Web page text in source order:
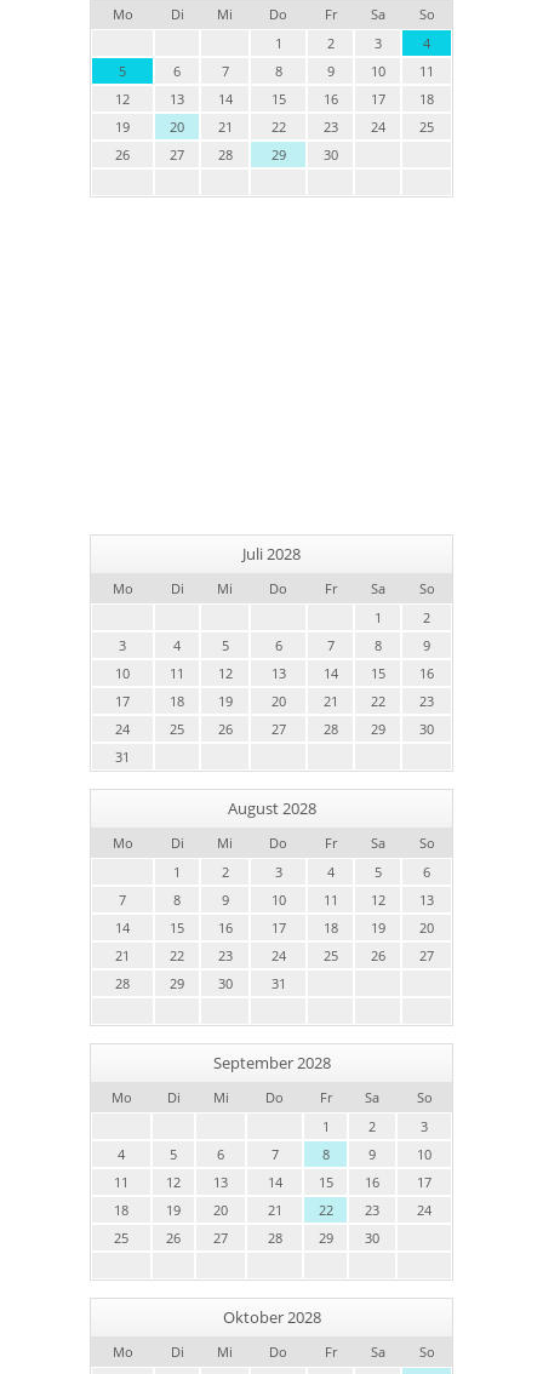
Mo Di Mi Do Fr Sa
So
1
2 3
4
5
6 7 8 9 10
11
12
13 14 15 16 17
18
19
20 21 22 23 24
25
26
27 28 29 30
Juli 2028
Mo Di Mi Do Fr Sa
So
1
2
3
4 5 6 7 8
9
10
11 12 13 14 15
16
17
18 19 20 21 22
23
24
25 26 27 28 29
30
31
August 2028
Mo Di Mi Do Fr Sa
So
1
2 3 4 5
6
7
8 9 10 11 12
13
14
15 16 17 18 19
20
21
22 23 24 25 26
27
28
29 30 31
September 2028
Mo Di Mi Do Fr Sa
So
1
2
3
4
5 6 7 8 9
10
11
12 13 14 15 16
17
18
19 20 21 22 23
24
25
26 27 28 29 30
Oktober 2028
Mo Di Mi Do Fr Sa
So